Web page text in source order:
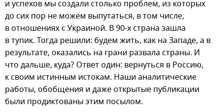
и успехов мы создали столько проблем, из которых
до сих пор не можем выпутаться, в том числе,
в отношениях с Украиной. В 90-х страна зашла
в тупик. Тогда решили: будем жить, как на Западе, а в
результате, оказались на грани развала страны. И
что дальше, куда? Ответ один: вернуться в Россию,
к своим истинным истокам. Наши аналитические
работы, обобщения и даже открытые публикации
были продиктованы этим посылом.